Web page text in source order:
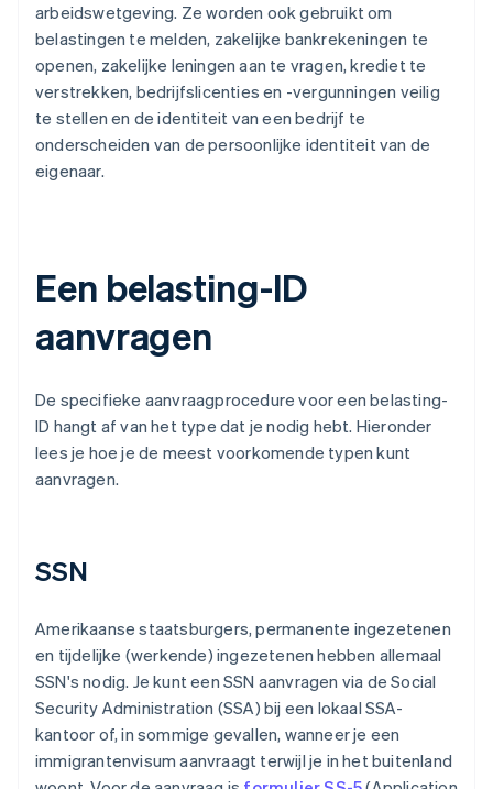
arbeidswetgeving. Ze worden ook gebruikt om
belastingen te melden, zakelijke bankrekeningen te
openen, zakelijke leningen aan te vragen, krediet te
verstrekken, bedrijfslicenties en -vergunningen veilig
te stellen en de identiteit van een bedrijf te
onderscheiden van de persoonlijke identiteit van de
eigenaar.
Een belasting-ID
aanvragen
De specifieke aanvraagprocedure voor een belasting-
ID hangt af van het type dat je nodig hebt. Hieronder
lees je hoe je de meest voorkomende typen kunt
aanvragen.
SSN
Amerikaanse staatsburgers, permanente ingezetenen
en tijdelijke (werkende) ingezetenen hebben allemaal
SSN's nodig. Je kunt een SSN aanvragen via de Social
Security Administration (SSA) bij een lokaal SSA-
kantoor of, in sommige gevallen, wanneer je een
immigrantenvisum aanvraagt terwijl je in het buitenland